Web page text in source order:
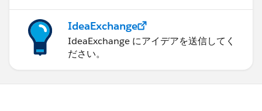
IdeaExchange
IdeaExchange にアイデアを送信してく
ださい。